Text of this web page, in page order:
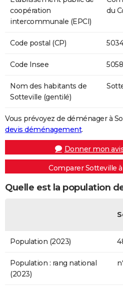
coopération
intercommunale (EPCI)
du
Code postal (CP)
Code Insee
Nom des habitants de
Sotteville (gentilé)
Vous prévoyez de déménager à
devis déménagement.
Donner mon
Comparer Sotteville
Quelle est la population
Population (2023)
Population : rang national
(2023)